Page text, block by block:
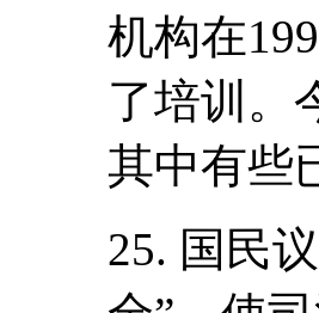
机构在
了培训。
其中有些
25. 国民